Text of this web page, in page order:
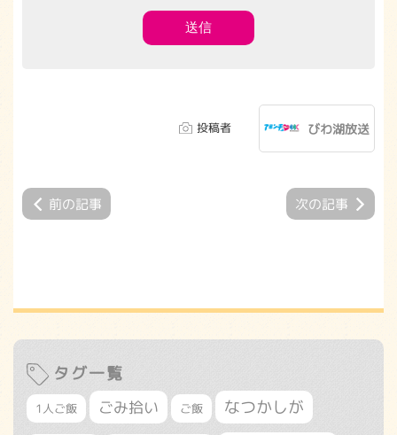
投稿者 びわ湖放送
前の記事 次の記事
タグ一覧
1人ご飯 ごみ拾い ご飯 なつかしが